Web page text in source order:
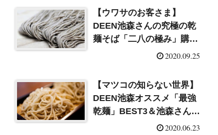
【ウワサのお客さま】
DEEN池森さんの究極の乾
麺そば「二八の極み」購
入・お取り寄せ方法2020.09.25
【マツコの知らない世界】
DEEN池森オススメ「最強
乾麺」BEST3＆池森さんプ
ロデュース「二八の極み」
2020.06.23